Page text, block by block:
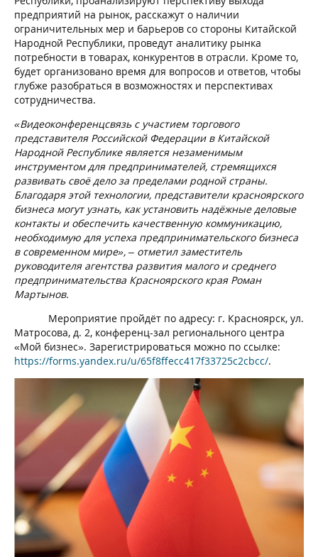
предприятий на рынок, расскажут о наличии
ограничительных мер и барьеров со стороны Китайской
Народной Республики, проведут аналитику рынка
потребности в товарах, конкурентов в отрасли. Кроме то,
будет организовано время для вопросов и ответов, чтобы
глубже разобраться в возможностях и перспективах
сотрудничества.
«Видеоконференцсвязь с участием торгового
представителя Российской Федерации в Китайской
Народной Республике является незаменимым
инструментом для предпринимателей, стремящихся
развивать своё дело за пределами родной страны.
Благодаря этой технологии, представители красноярского
бизнеса могут узнать, как установить надёжные деловые
контакты и обеспечить качественную коммуникацию,
необходимую для успеха предпринимательского бизнеса
в современном мире», – отметил заместитель
руководителя агентства развития малого и среднего
предпринимательства Красноярского края Роман
Мартынов.
Мероприятие пройдёт по адресу: г. Красноярск, ул.
Матросова, д. 2, конференц-зал регионального центра
«Мой бизнес». Зарегистрироваться можно по ссылке:
https://forms.yandex.ru/u/65f8ffecc417f33725c2cbcc/.